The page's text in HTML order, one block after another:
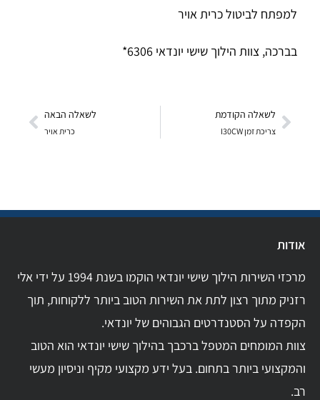
למפתח לביטול כרית אויר
בברכה, צוות הילוך שישי יונדאי 6306*
לשאלה הקודמת
צריכת זמן I30CW
לשאלה הבאה
כרית אויר
אודות
מרכזי השירות הילוך שישי יונדאי הוקמו בשנת 1994 על ידי אלי
רזניק מתוך רצון לתת את השירות הטוב ביותר ללקוחות, תוך
הקפדה על הסטנדרטים הגבוהים של יונדאי.
צוות המומחים המטפל ברכבך בהילוך שישי יונדאי הוא הטוב
והמקצועי ביותר בתחום. בעל ידע מקצועי מקיף וניסיון מעשי
רב.